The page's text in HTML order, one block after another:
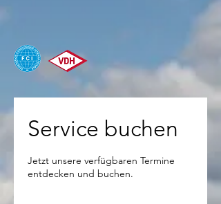
Service buchen
Jetzt unsere verfügbaren Termine
entdecken und buchen.